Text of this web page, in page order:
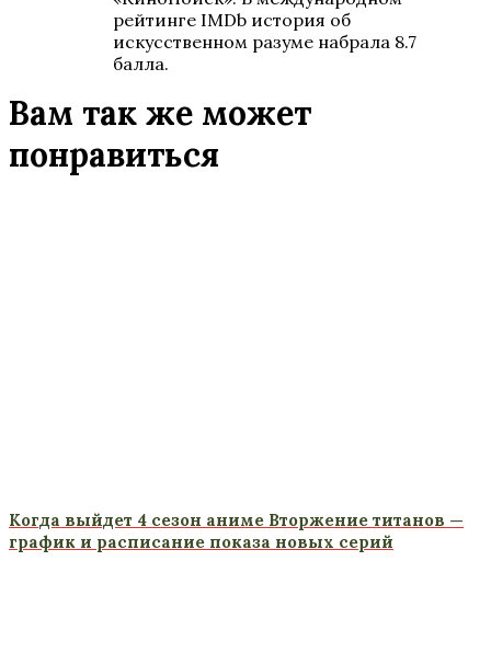
рейтинге IMDb история об
искусственном разуме набрала 8.7
балла.
Вам так же может
понравиться
Когда выйдет 4 сезон аниме Вторжение титанов —
график и расписание показа новых серий